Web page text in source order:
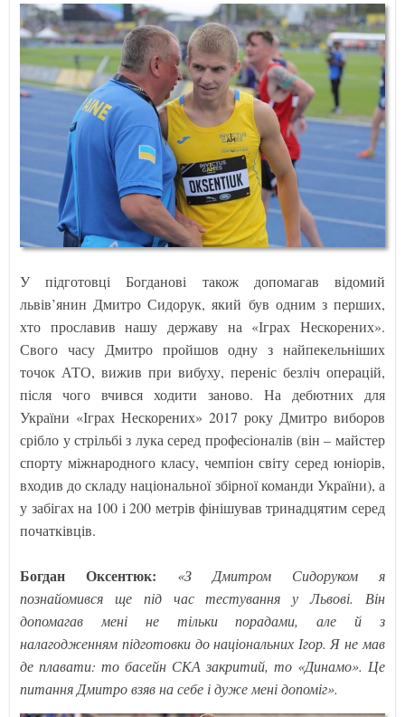
У підготовці Богданові також допомагав відомий
львів’янин Дмитро Сидорук, який був одним з перших,
хто прославив нашу державу на «Іграх Нескорених».
Свого часу Дмитро пройшов одну з найпекельніших
точок АТО, вижив при вибуху, переніс безліч операцій,
після чого вчився ходити заново. На дебютних для
України «Іграх Нескорених» 2017 року Дмитро виборов
срібло у стрільбі з лука серед професіоналів (він – майстер
спорту міжнародного класу, чемпіон світу серед юніорів,
входив до складу національної збірної команди України), а
у забігах на 100 і 200 метрів фінішував тринадцятим серед
початківців.
Богдан Оксентюк:
«З Дмитром Сидоруком я
познайомився ще під час тестування у Львові. Він
допомагав мені не тільки порадами, але й з
налагодженням підготовки до національних Ігор. Я не мав
де плавати: то басейн СКА закритий, то «Динамо». Це
питання Дмитро взяв на себе і дуже мені допоміг».